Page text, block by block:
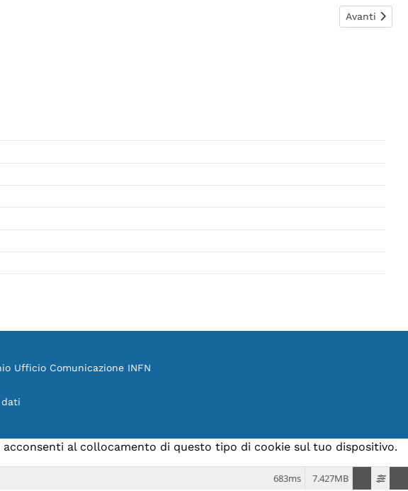
Articolo
Avanti
Ufficio Comunicazione INFN
al collocamento di questo tipo di cookie sul tuo dispositivo.
7.427MB
683ms